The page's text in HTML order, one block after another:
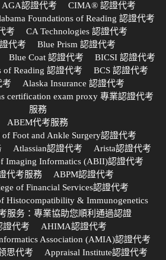
AGA認證代考
CIMA® 認證代考
Foundations of Reading 認證代考
考
CA Technologies 認證代考
代考
Blue Prism 認證代考
Blue Coat 認證代考
BICSI 認證代考
of Reading 認證代考
BCS 認證代考
考
Alaska Insurance 認證代考
certification exam proxy 專業認證代考
服務
ABEM代考服務
Foot and Ankle Surgery認證代考
Atlassian認證代考
Arista認證代考
Imaging Informatics (ABII)認證代考
代考服務
ABPM認證代考
of Financial Services認證代考
Histocompatibility & Immunogenetics
服务：專業協助您順利通過認證
證代考
AHIMA認證代考
Association (AMIA)認證代考
思代考
Appraisal Institute認證代考